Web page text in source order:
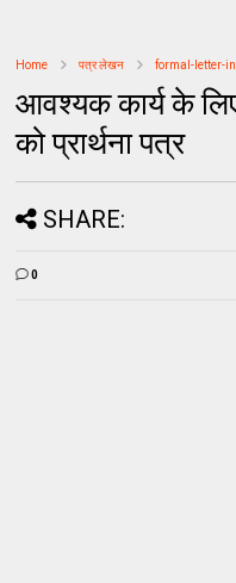
Home पत्र लेखन formal-letter-
आवश्यक कार्य के
को प्रार्थना पत्र
SHARE:
0